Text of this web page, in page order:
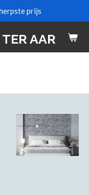
TER AAR
prijs